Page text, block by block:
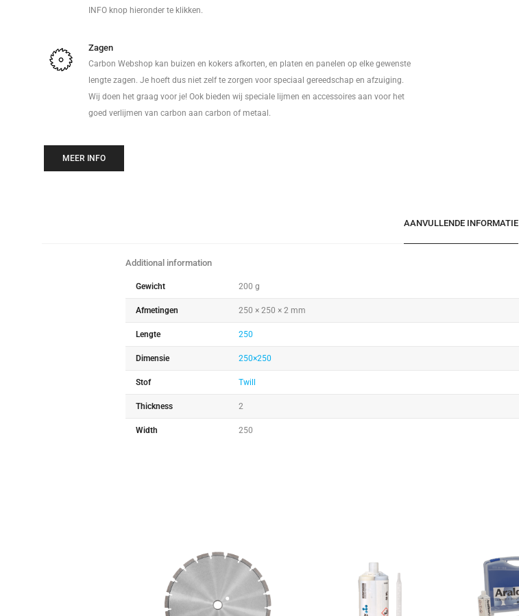
INFO knop hieronder te klikken.
Zagen
Carbon Webshop kan buizen en kokers afkorten, en platen en panelen op elke gewenste
lengte zagen. Je hoeft dus niet zelf te zorgen voor speciaal gereedschap en afzuiging.
Wij doen het graag voor je! Ook bieden wij speciale lijmen en accessoires aan voor het
goed verlijmen van carbon aan carbon of metaal.
MEER INFO
AANVULLENDE INFORMATIE
Additional information
Gewicht 200 g
Afmetingen 250 × 250 × 2 mm
Lengte 250
Dimensie 250×250
Stof Twill
Thickness 2
Width 250